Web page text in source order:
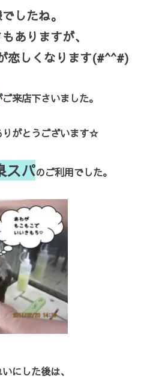
したね。
ありますが、
恋しくなります(#^^#)
来店下さいました。
りがとうございます☆
スパのご利用でした。
にした後は、